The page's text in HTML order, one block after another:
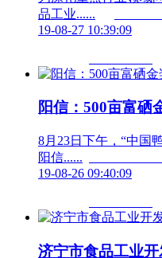
19-08-27 10:39:09
阳信：500亩富硒
8月23日下午，“中国
19-08-26 09:40:09
济宁市食品工业